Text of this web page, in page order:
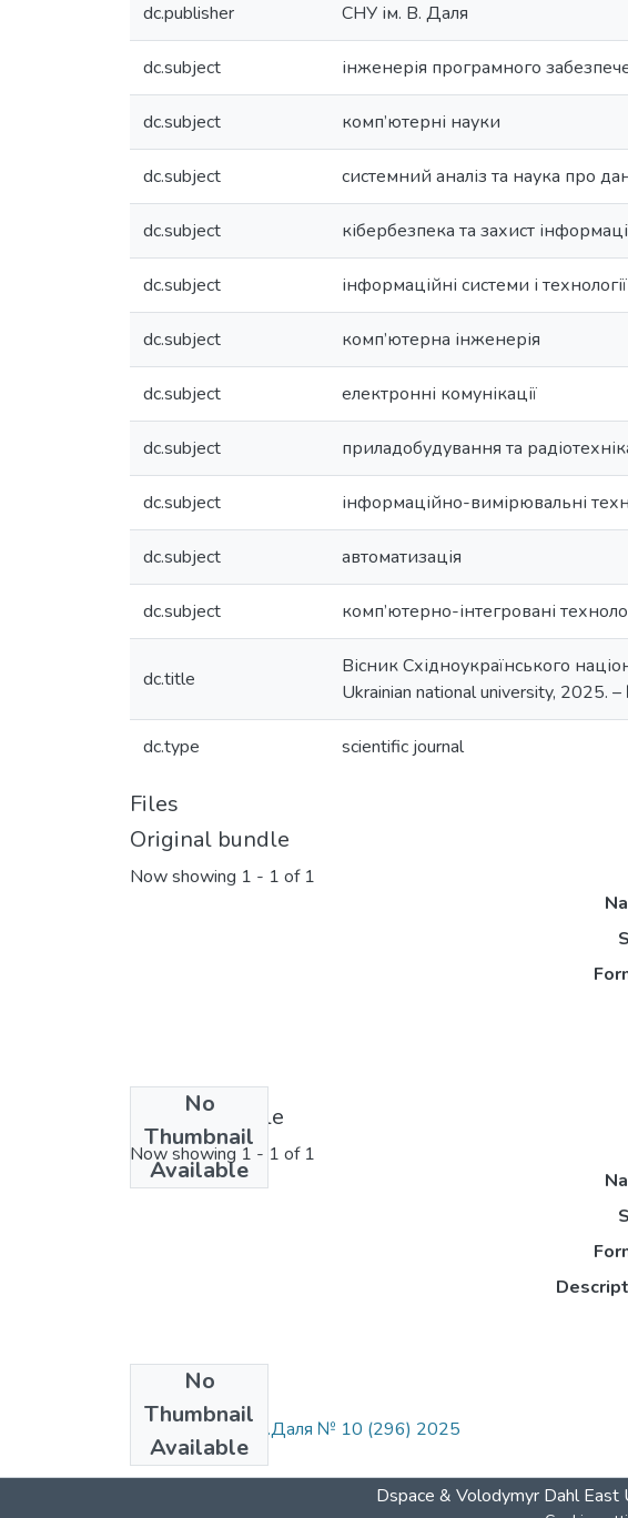
dc.publisher СНУ ім. В. Даля
dc.subject інженерія програмного
dc.subject комп’ютерні науки
dc.subject системний аналіз та наука про
dc.subject кібербезпека та захист
dc.subject інформаційні системи і технології
dc.subject комп’ютерна інженерія
dc.subject електронні комунікації
dc.subject приладобудування та
dc.subject інформаційно-вимірювальні
dc.subject автоматизація
dc.subject комп’ютерно-інтегровані
dc.title
Вісник Східноукраїнського
Ukrainian national university, 2025.
dc.type scientific journal
Files
Original bundle
Now showing 1 - 1 of 1
No
Thumbnail
Available
License bundle
Now showing 1 - 1 of 1
No
Thumbnail
Available
Collections
Вісник СНУ ім. В.Даля № 10 (296) 2025
Dspace & Volodymyr Dahl East